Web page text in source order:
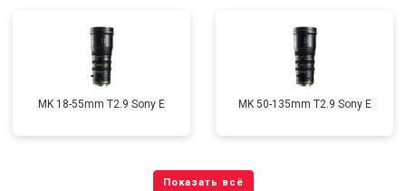
MK 18-55mm T2.9 Sony E MK 50-135mm T2.9 Sony E